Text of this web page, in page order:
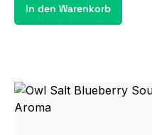
In den Warenkorb